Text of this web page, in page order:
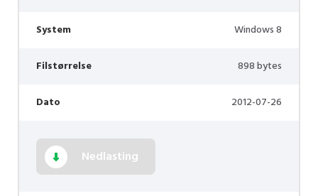
System Windows 8
Filstørrelse 898 bytes
Dato 2012-07-26
Nedlasting